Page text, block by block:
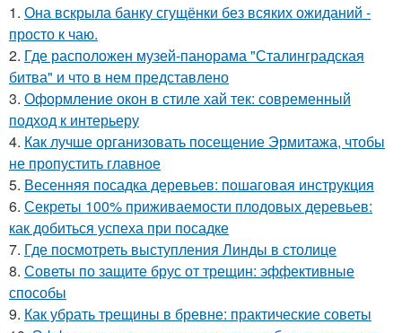
1. Она вскрыла банку сгущёнки без всяких ожиданий -
просто к чаю.
2. Где расположен музей-панорама "Сталинградская
битва" и что в нем представлено
3. Оформление окон в стиле хай тек: современный
подход к интерьеру
4. Как лучше организовать посещение Эрмитажа, чтобы
не пропустить главное
5. Весенняя посадка деревьев: пошаговая инструкция
6. Секреты 100% приживаемости плодовых деревьев:
как добиться успеха при посадке
7. Где посмотреть выступления Линды в столице
8. Советы по защите брус от трещин: эффективные
способы
9. Как убрать трещины в бревне: практические советы